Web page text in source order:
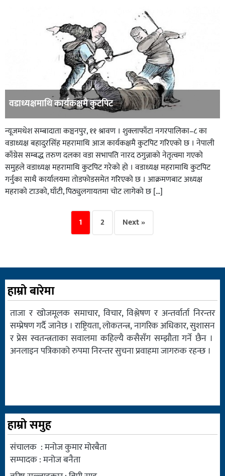
वडाध्यक्षमाथि कार्यकक्षमै कुटपिट
न्यूजमधेश सम्बादाता कञ्चनपुर, ११ श्रावण । शुक्लाफाँटा नगरपालिका–८ का
वडाध्यक्ष बहादुरसिंह महरामाथि आज कार्यकक्षमै कुटपिट गरिएको छ । नेपाली
काँग्रेस सम्बद्ध तरुण दलका वडा सभापति नारद ठगुन्नाको नेतृत्वमा गएको
समुहले वडाध्यक्ष महरामाथि कुटपिट गरेको हो । वडाध्यक्ष महरामाथि कुटपिट
गर्नुका साथै कार्यालयमा तोडफोडसमेत गरिएको छ । आक्रमणबाट अध्यक्ष
महराको टाउको, घाँटी, पिठ्युलगायतमा चोट लागेको छ […]
1 2 Next »
हाम्रो बारेमा
ताजा र खोजमूलक समाचार, विचार, विश्लेषण र अन्तर्वार्ता निरन्तर
सम्प्रेषण गर्दै जानेछ । राष्ट्रियता, लोकतन्त्र, नागरिक अधिकार, सुशासन
र प्रेस स्वतन्त्रताका सवालमा कहिल्यै कसैसँग सम्झौता गर्ने छैन ।
अनलाइन पत्रिकाको रुपमा निरन्तर सुचना प्रवाहमा जागरुक रहन्छ ।
हाम्रो समुह
संचालक : मनोज कुमार मोरबैता
सम्पादक : मनोज बनैता